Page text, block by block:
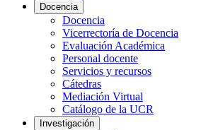
Docencia
Docencia
Vicerrectoría de Docencia
Evaluación Académica
Personal docente
Servicios y recursos
Cátedras
Mediación Virtual
Catálogo de la UCR
Investigación